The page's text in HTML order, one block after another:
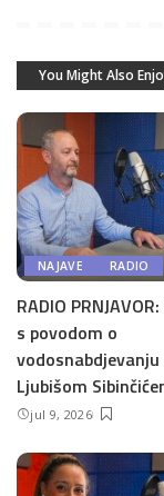
You Might Also
NAJAVE RADIO
RADIO
s povodom o
Ljubišom
jul 9, 2026